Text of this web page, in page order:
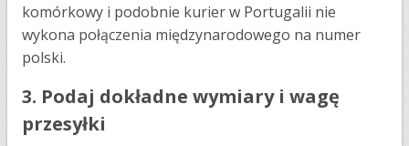
komórkowy i podobnie kurier w Portugalii nie
wykona połączenia międzynarodowego na numer
polski.
3. Podaj dokładne wymiary i wagę
przesyłki